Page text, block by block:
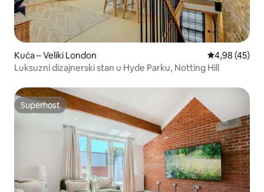
Kuća – Veliki London Prosječna
4,98 (45)
Luksuzni dizajnerski stan u Hyde Parku, Notting Hill
Superhost
Superhost